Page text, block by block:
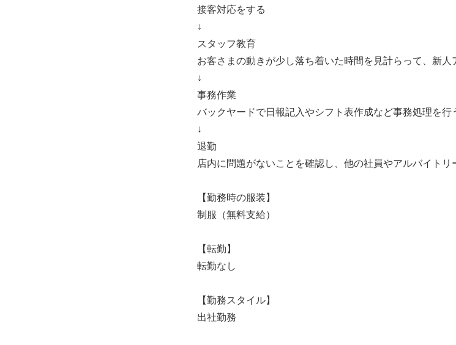
接客対応をする
↓
スタッフ教育
お客さまの動きが少し落ち着いた時間を見計らって、新人
↓
事務作業
バックヤードで日報記入やシフト表作成など事務処理を行
↓
退勤
店内に問題がないことを確認し、他の社員やアルバイト
【勤務時の服装】
制服（無料支給）
【転勤】
転勤なし
【勤務スタイル】
出社勤務